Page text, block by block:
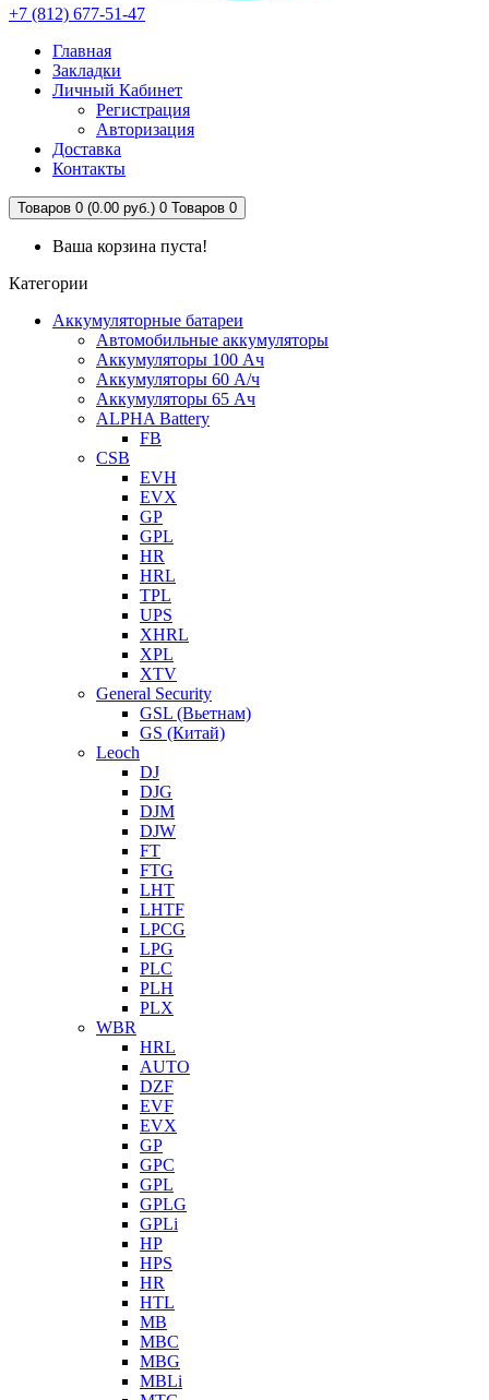
+7 (812) 677-51-47
Главная
Закладки
Личный Кабинет
Регистрация
Авторизация
Доставка
Контакты
Товаров 0 (0.00 руб.) 0 Товаров 0
Ваша корзина пуста!
Категории
Аккумуляторные батареи
Автомобильные аккумуляторы
Аккумуляторы 100 Ач
Аккумуляторы 60 А/ч
Аккумуляторы 65 Ач
ALPHA Battery
FB
CSB
EVH
EVX
GP
GPL
HR
HRL
TPL
UPS
XHRL
XPL
XTV
General Security
GSL (Вьетнам)
GS (Китай)
Leoch
DJ
DJG
DJM
DJW
FT
FTG
LHT
LHTF
LPCG
LPG
PLC
PLH
PLX
WBR
HRL
AUTO
DZF
EVF
EVX
GP
GPC
GPL
GPLG
GPLi
HP
HPS
HR
HTL
MB
MBC
MBG
MBLi